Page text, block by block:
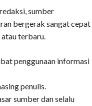
sumber
bergerak sangat cepat
terbaru.
penggunaan informasi
penulis.
sumber dan selalu